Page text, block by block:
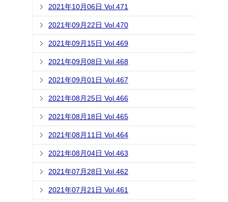
2021年10月06日 Vol.471
2021年09月22日 Vol.470
2021年09月15日 Vol.469
2021年09月08日 Vol.468
2021年09月01日 Vol.467
2021年08月25日 Vol.466
2021年08月18日 Vol.465
2021年08月11日 Vol.464
2021年08月04日 Vol.463
2021年07月28日 Vol.462
2021年07月21日 Vol.461